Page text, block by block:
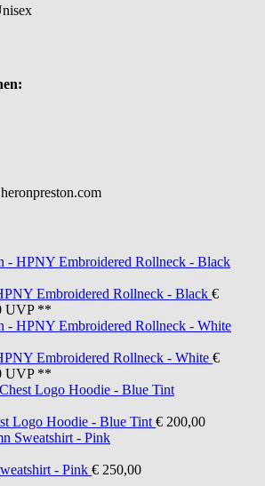
Embroidered Rollneck - Black €
UVP **
Embroidered Rollneck - White €
UVP **
Logo Hoodie - Blue Tint € 200,00
- Pink € 250,00